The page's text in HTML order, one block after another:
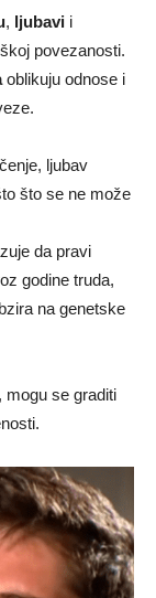
, ljubavi i
povezanosti.
oblikuju odnose i
ljubav
što se ne može
da pravi
godine truda,
na genetske
mogu se graditi